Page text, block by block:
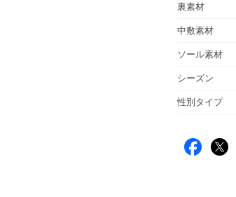
裏素材
中敷素材
ソール素材
シーズン
性別タイプ